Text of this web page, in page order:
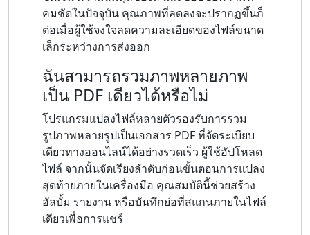
คมชัดในปัจจุบัน คุณภาพที่ลดลงจะปรากฏขึ้นก็
ต่อเมื่อผู้ใช้จงใจลดความละเอียดของไฟล์ขนาด
เล็กระหว่างการส่งออก
ฉันสามารถรวมภาพหลายภาพ
เป็น PDF เดียวได้หรือไม่
โปรแกรมแปลงไฟล์หลายตัวรองรับการรวม
รูปภาพหลายรูปเป็นเอกสาร PDF ที่จัดระเบียบ
เดียวทางออนไลน์ได้อย่างรวดเร็ว ผู้ใช้อัปโหลด
ไฟล์ จากนั้นจัดเรียงลำดับก่อนขั้นตอนการแปลง
สุดท้ายภายในเครื่องมือ คุณสมบัตินี้ช่วยสร้าง
อัลบั้ม รายงาน หรือบันทึกย่อที่สแกนภายในไฟล์
เดียวเพื่อการแชร์